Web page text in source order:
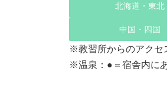
北海道・東北
中国・四国
※教習所からのアクセ
※温泉：●＝宿舎内に